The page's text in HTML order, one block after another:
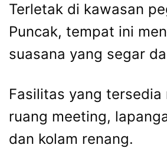
Terletak di kawasan
Puncak, tempat ini
suasana yang segar
Fasilitas yang tersedia
ruang meeting,
dan kolam renang.